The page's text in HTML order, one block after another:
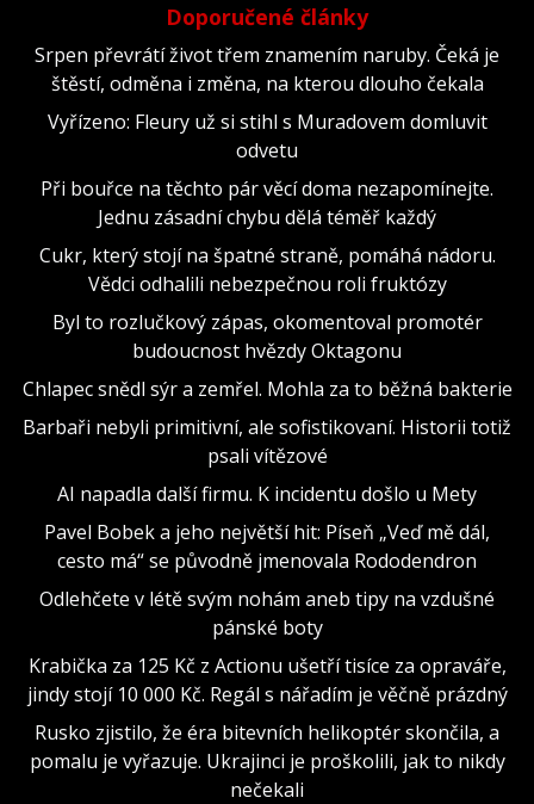
Doporučené články
Srpen převrátí život třem znamením naruby. Čeká je
štěstí, odměna i změna, na kterou dlouho čekala
Vyřízeno: Fleury už si stihl s Muradovem domluvit
odvetu
Při bouřce na těchto pár věcí doma nezapomínejte.
Jednu zásadní chybu dělá téměř každý
Cukr, který stojí na špatné straně, pomáhá nádoru.
Vědci odhalili nebezpečnou roli fruktózy
Byl to rozlučkový zápas, okomentoval promotér
budoucnost hvězdy Oktagonu
Chlapec snědl sýr a zemřel. Mohla za to běžná bakterie
Barbaři nebyli primitivní, ale sofistikovaní. Historii totiž
psali vítězové
AI napadla další firmu. K incidentu došlo u Mety
Pavel Bobek a jeho největší hit: Píseň „Veď mě dál,
cesto má“ se původně jmenovala Rododendron
Odlehčete v létě svým nohám aneb tipy na vzdušné
pánské boty
Krabička za 125 Kč z Actionu ušetří tisíce za opraváře,
jindy stojí 10 000 Kč. Regál s nářadím je věčně prázdný
Rusko zjistilo, že éra bitevních helikoptér skončila, a
pomalu je vyřazuje. Ukrajinci je proškolili, jak to nikdy
nečekali